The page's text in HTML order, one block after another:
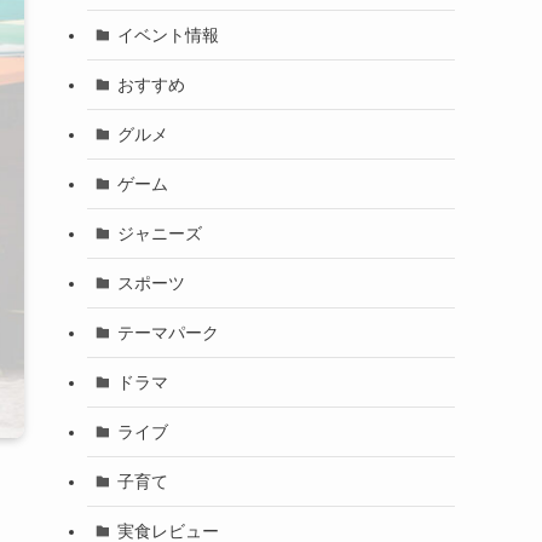
イベント情報
おすすめ
グルメ
ゲーム
ジャニーズ
スポーツ
テーマパーク
ドラマ
ライブ
子育て
実食レビュー